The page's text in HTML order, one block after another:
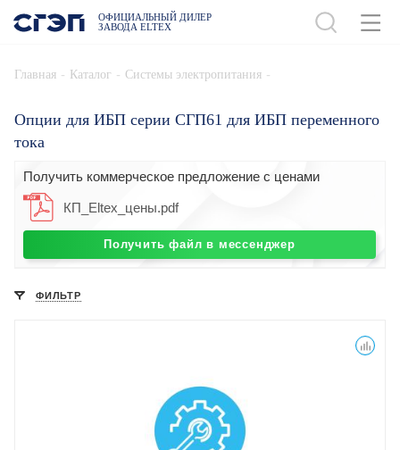
ОФИЦИАЛЬНЫЙ ДИЛЕР
ЗАВОДА ELTEX
Главная - Каталог - Системы электропитания -
Опции для ИБП серии СГП61 для ИБП переменного
тока
Получить коммерческое предложение с ценами
КП_Eltex_цены.pdf
Получить файл в мессенджер
ФИЛЬТР